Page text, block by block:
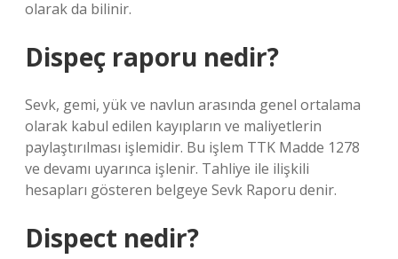
olarak da bilinir.
Dispeç raporu nedir?
Sevk, gemi, yük ve navlun arasında genel ortalama
olarak kabul edilen kayıpların ve maliyetlerin
paylaştırılması işlemidir. Bu işlem TTK Madde 1278
ve devamı uyarınca işlenir. Tahliye ile ilişkili
hesapları gösteren belgeye Sevk Raporu denir.
Dispect nedir?